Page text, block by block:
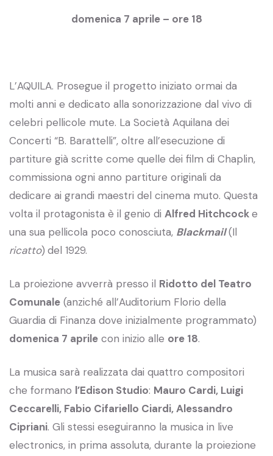
domenica 7 aprile – ore 18
L’AQUILA. Prosegue il progetto iniziato ormai da
molti anni e dedicato alla sonorizzazione dal vivo di
celebri pellicole mute. La Società Aquilana dei
Concerti “B. Barattelli”, oltre all’esecuzione di
partiture già scritte come quelle dei film di Chaplin,
commissiona ogni anno partiture originali da
dedicare ai grandi maestri del cinema muto. Questa
volta il protagonista è il genio di Alfred Hitchcocke
una sua pellicola poco conosciuta, Blackmail(Il
ricatto) del 1929.
La proiezione avverrà presso il Ridotto del Teatro
Comunale (anziché all’Auditorium Florio della
Guardia di Finanza dove inizialmente programmato)
domenica 7 aprile con inizio alle ore 18.
La musica sarà realizzata dai quattro compositori
che formano l’Edison Studio: Mauro Cardi, Luigi
Ceccarelli, Fabio Cifariello Ciardi, Alessandro
Cipriani. Gli stessi eseguiranno la musica in live
electronics, in prima assoluta, durante la proiezione